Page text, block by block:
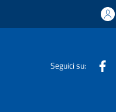
Seguici su: